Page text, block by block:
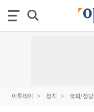
이투데이 정치 국회/정당